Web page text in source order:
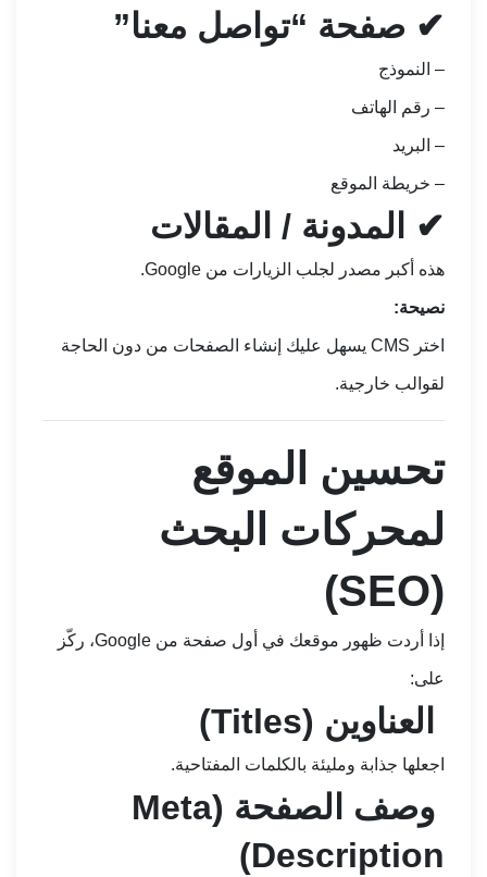
✔ صفحة “تواصل معنا”
– النموذج
– رقم الهاتف
– البريد
– خريطة الموقع
✔ المدونة / المقالات
هذه أكبر مصدر لجلب الزيارات من Google.
نصيحة:
اختر CMS يسهل عليك إنشاء الصفحات من دون الحاجة
لقوالب خارجية.
تحسين الموقع
لمحركات البحث
(SEO)
إذا أردت ظهور موقعك في أول صفحة من Google، ركّز
على:
العناوين (Titles)
اجعلها جذابة ومليئة بالكلمات المفتاحية.
وصف الصفحة (Meta
Description)